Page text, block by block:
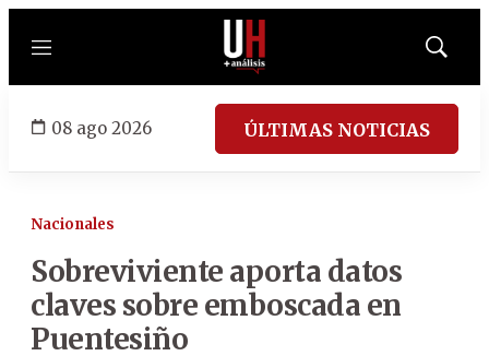
Menú
Mostrar
08 ago 2026 ÚLTIMAS NOTICIAS
Nacionales
Sobreviviente aporta datos
claves sobre emboscada en
Puentesiño